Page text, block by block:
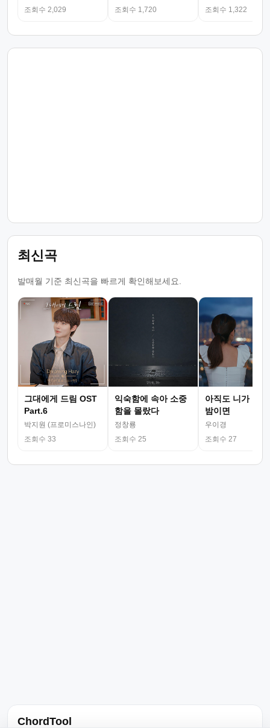
조회수 2,029
조회수 1,720
조회수 1,322
최신곡
발매월 기준 최신곡을 빠르게 확인해보세요.
그대에게 드림 OST
Part.6
박지원 (프로미스나인)
조회수 33
익숙함에 속아 소중
함을 몰랐다
정창룡
조회수 25
아직도 니가 그
밤이면
우이경
조회수 27
ChordTool